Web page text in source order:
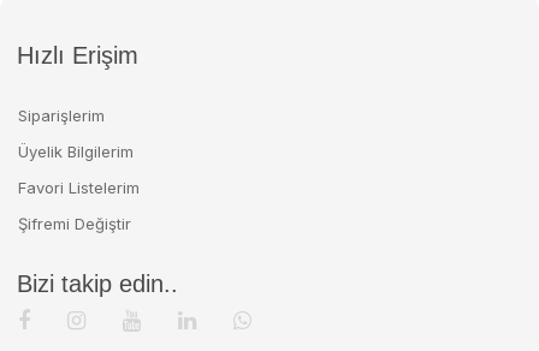
Hızlı Erişim
Siparişlerim
Üyelik Bilgilerim
Favori Listelerim
Şifremi Değiştir
Bizi takip edin..